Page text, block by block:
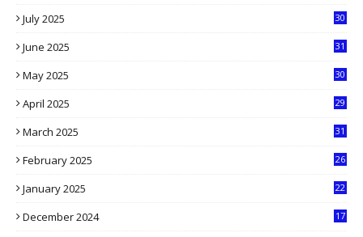
July 2025
30
June 2025
31
May 2025
30
April 2025
29
March 2025
31
February 2025
26
January 2025
22
December 2024
17